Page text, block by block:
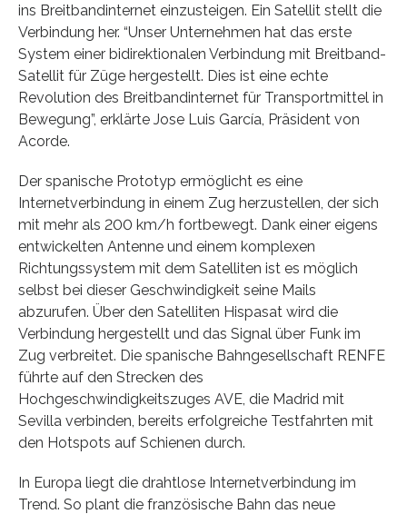
ins Breitbandinternet einzusteigen. Ein Satellit stellt die
Verbindung her. “Unser Unternehmen hat das erste
System einer bidirektionalen Verbindung mit Breitband-
Satellit für Züge hergestellt. Dies ist eine echte
Revolution des Breitbandinternet für Transportmittel in
Bewegung”, erklärte Jose Luis García, Präsident von
Acorde.
Der spanische Prototyp ermöglicht es eine
Internetverbindung in einem Zug herzustellen, der sich
mit mehr als 200 km/h fortbewegt. Dank einer eigens
entwickelten Antenne und einem komplexen
Richtungssystem mit dem Satelliten ist es möglich
selbst bei dieser Geschwindigkeit seine Mails
abzurufen. Über den Satelliten Hispasat wird die
Verbindung hergestellt und das Signal über Funk im
Zug verbreitet. Die spanische Bahngesellschaft RENFE
führte auf den Strecken des
Hochgeschwindigkeitszuges AVE, die Madrid mit
Sevilla verbinden, bereits erfolgreiche Testfahrten mit
den Hotspots auf Schienen durch.
In Europa liegt die drahtlose Internetverbindung im
Trend. So plant die französische Bahn das neue